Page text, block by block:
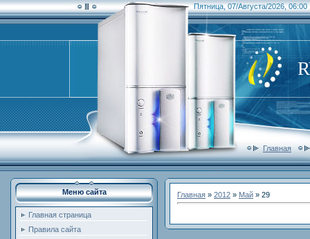
Пятница, 07/Августа/2026, 06:00
Главная
Меню сайта
Главная страница
Правила сайта
Главная » 2012 » Май » 29